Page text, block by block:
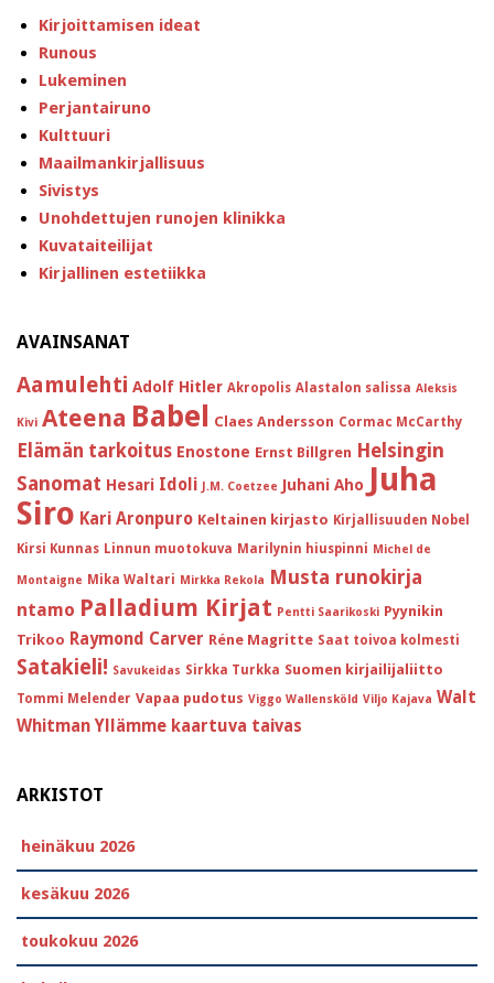
Kirjoittamisen ideat
Runous
Lukeminen
Perjantairuno
Kulttuuri
Maailmankirjallisuus
Sivistys
Unohdettujen runojen klinikka
Kuvataiteilijat
Kirjallinen estetiikka
AVAINSANAT
Aamulehti Adolf Hitler Akropolis Alastalon salissa Aleksis
Kivi Ateena Babel Claes Andersson Cormac McCarthy
Elämän tarkoitus Enostone Ernst Billgren Helsingin
Sanomat Hesari Idoli J.M. Coetzee Juhani Aho Juha
Siro Kari Aronpuro Keltainen kirjasto Kirjallisuuden Nobel
Kirsi Kunnas Linnun muotokuva Marilynin hiuspinni Michel de
Montaigne Mika Waltari Mirkka Rekola Musta runokirja
ntamo Palladium Kirjat Pentti Saarikoski Pyynikin
Trikoo Raymond Carver Réne Magritte Saat toivoa kolmesti
Satakieli! Savukeidas Sirkka Turkka Suomen kirjailijaliitto
Tommi Melender Vapaa pudotus Viggo Wallensköld Viljo Kajava Walt
Whitman Yllämme kaartuva taivas
ARKISTOT
heinäkuu 2026
kesäkuu 2026
toukokuu 2026